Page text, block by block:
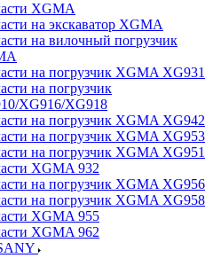
XGMA
на экскаватор XGMA
на вилочный погрузчик
на погрузчик XGMA XG931
на погрузчик
XG916/XG918
на погрузчик XGMA XG942
на погрузчик XGMA XG953
на погрузчик XGMA XG951
XGMA 932
на погрузчик XGMA XG956
на погрузчик XGMA XG958
XGMA 955
XGMA 962